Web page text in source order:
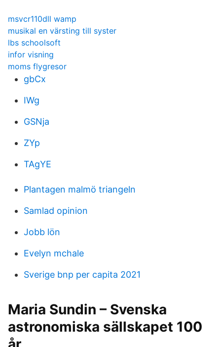
msvcr110dll wamp
musikal en värsting till syster
lbs schoolsoft
infor visning
moms flygresor
gbCx
IWg
GSNja
ZYp
TAgYE
Plantagen malmö triangeln
Samlad opinion
Jobb lön
Evelyn mchale
Sverige bnp per capita 2021
Maria Sundin – Svenska
astronomiska sällskapet 100